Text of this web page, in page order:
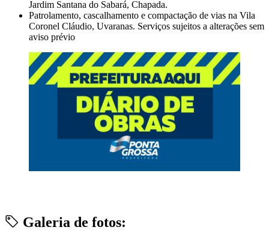
Jardim Santana do Sabará, Chapada.
Patrolamento, cascalhamento e compactação de vias na Vila
Coronel Cláudio, Uvaranas. Serviços sujeitos a alterações sem
aviso prévio
Galeria de fotos: